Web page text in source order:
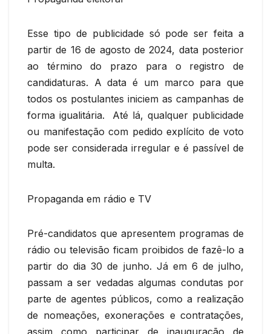
Esse tipo de publicidade só pode ser feita a
partir de 16 de agosto de 2024, data posterior
ao término do prazo para o registro de
candidaturas. A data é um marco para que
todos os postulantes iniciem as campanhas de
forma igualitária. Até lá, qualquer publicidade
ou manifestação com pedido explícito de voto
pode ser considerada irregular e é passível de
multa.
Propaganda em rádio e TV
Pré-candidatos que apresentem programas de
rádio ou televisão ficam proibidos de fazê-lo a
partir do dia 30 de junho. Já em 6 de julho,
passam a ser vedadas algumas condutas por
parte de agentes públicos, como a realização
de nomeações, exonerações e contratações,